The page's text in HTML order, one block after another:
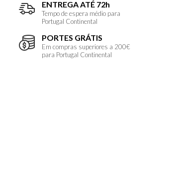
ENTREGA ATÉ 72h
Tempo de espera médio para
Portugal Continental
PORTES GRÁTIS
Em compras superiores a 200€
para Portugal Continental